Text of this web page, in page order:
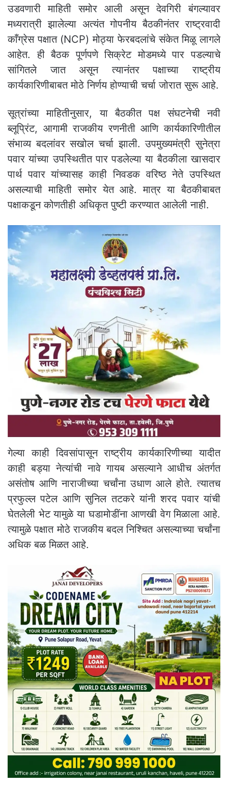
उडवणारी माहिती समोर आली असून देवगिरी बंगल्यावर
मध्यरात्री झालेल्या अत्यंत गोपनीय बैठकीनंतर राष्ट्रवादी
काँग्रेस पक्षात (NCP) मोठ्या फेरबदलांचे संकेत मिळू लागले
आहेत. ही बैठक पूर्णपणे सिक्रेट मोडमध्ये पार पडल्याचे
सांगितले जात असून त्यानंतर पक्षाच्या राष्ट्रीय
कार्यकारिणीबाबत मोठे निर्णय होण्याची चर्चा जोरात सुरू आहे.
सूत्रांच्या माहितीनुसार, या बैठकीत पक्ष संघटनेची नवी
ब्लूप्रिंट, आगामी राजकीय रणनीती आणि कार्यकारिणीतील
संभाव्य बदलांवर सखोल चर्चा झाली. उपमुख्यमंत्री सुनेत्रा
पवार यांच्या उपस्थितीत पार पडलेल्या या बैठकीला खासदार
पार्थ पवार यांच्यासह काही निवडक वरिष्ठ नेते उपस्थित
असल्याची माहिती समोर येत आहे. मात्र या बैठकीबाबत
पक्षाकडून कोणतीही अधिकृत पुष्टी करण्यात आलेली नाही.
गेल्या काही दिवसांपासून राष्ट्रीय कार्यकारिणीच्या यादीत
काही बड्या नेत्यांची नावे गायब असल्याने आधीच अंतर्गत
असंतोष आणि नाराजीच्या चर्चांना उधाण आले होते. त्यातच
प्रफुल्ल पटेल आणि सुनिल तटकरे यांनी शरद पवार यांची
घेतलेली भेट यामुळे या घडामोडींना आणखी वेग मिळाला आहे.
त्यामुळे पक्षात मोठे राजकीय बदल निश्चित असल्याच्या चर्चांना
अधिक बळ मिळत आहे.